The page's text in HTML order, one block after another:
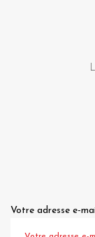
Votre adresse e-mail